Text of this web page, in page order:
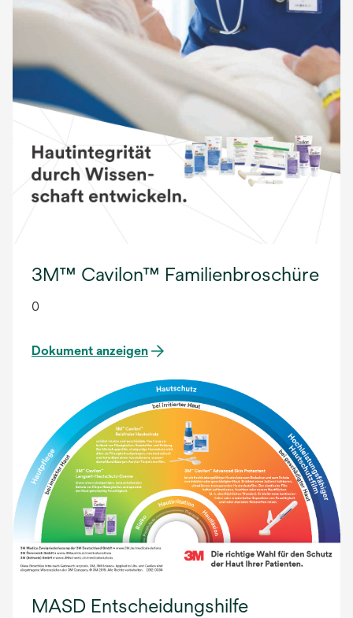
3M™ Cavilon™ Familienbroschüre
0
Dokument anzeigen
MASD Entscheidungshilfe